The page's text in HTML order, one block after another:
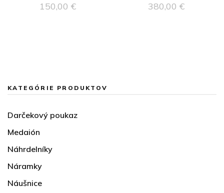
150,00 € 380,00€
KATEGÓRIE PRODUKTOV
Darčekový poukaz
Medaión
Náhrdelníky
Náramky
Náušnice